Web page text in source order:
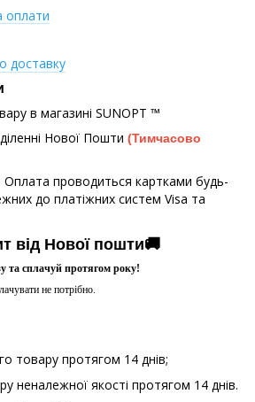
доставку
в магазині SUNOPT ™
Нової Пошти (Тимчасово
Оплата проводиться картками будь-
до платіжних систем Visa та
від Нової пошти🚚
та сплачуй протягом року!
не потрібно.
товару протягом 14 днів;
неналежної якості протягом 14 днів.